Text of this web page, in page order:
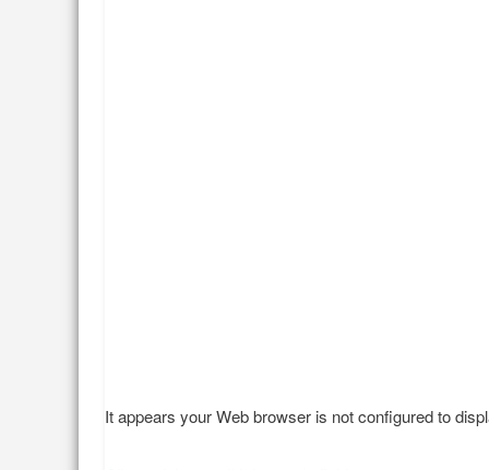
It appears your Web browser is not configured to